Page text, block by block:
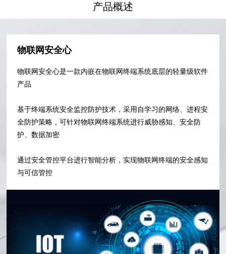
产品概述
物联网安全心
物联网安全心是一款内嵌在物联网终端系统底层的轻量级软件
产品
基于终端系统安全监控防护技术，采用自学习的网络、进程安
全防护策略，可针对物联网终端系统进行威胁感知、安全防
护、数据加密
通过安全管控平台进行智能分析，实现物联网终端的安全感知
与可信管控